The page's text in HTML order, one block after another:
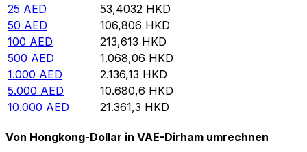
25 AED 53,4032 HKD
50 AED 106,806 HKD
100 AED 213,613 HKD
500 AED 1.068,06 HKD
1.000 AED 2.136,13 HKD
5.000 AED 10.680,6 HKD
10.000 AED 21.361,3 HKD
Von Hongkong-Dollar in VAE-Dirham umrechnen